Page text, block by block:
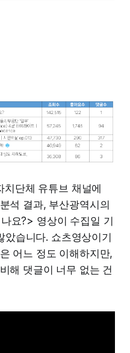
단체 유튜브 채널에
석 결과, 부산광역시의
요?> 영상이 수집일 기
았습니다. 쇼츠영상이기
어느 정도 이해하지만,
해 댓글이 너무 없는 건